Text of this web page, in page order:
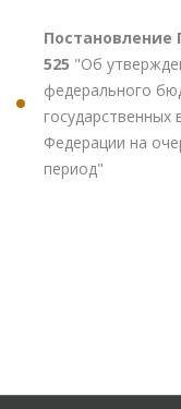
Постановление
525 "Об
федерального
Федерации на
период"